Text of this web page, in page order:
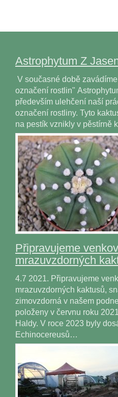
Astrophytum Z
V současné době
označení rostlin"
především ulehčení naší
označení rostliny. Tyto
na pestík vznikly v pěstírně
Připravujeme
mrazuvzdorných
4.7 2021. Připravujeme
mrazuvzdorných kaktusů,
zimovzdorná v našem
položeny v červnu roku
Haldy. V roce 2023 byly
Echinocereusů…